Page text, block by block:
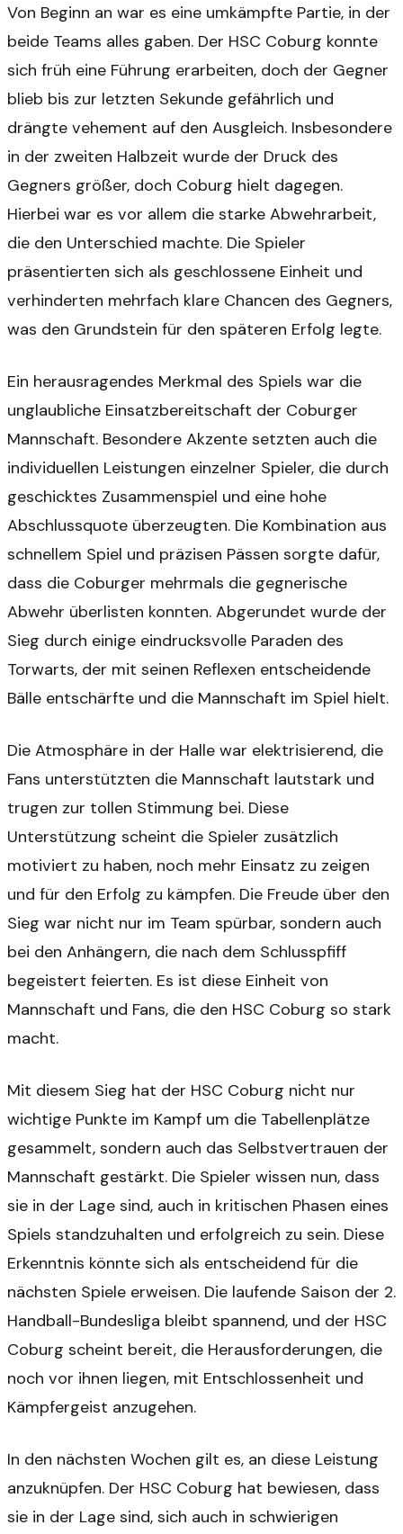
Von Beginn an war es eine umkämpfte Partie, in der
beide Teams alles gaben. Der HSC Coburg konnte
sich früh eine Führung erarbeiten, doch der Gegner
blieb bis zur letzten Sekunde gefährlich und
drängte vehement auf den Ausgleich. Insbesondere
in der zweiten Halbzeit wurde der Druck des
Gegners größer, doch Coburg hielt dagegen.
Hierbei war es vor allem die starke Abwehrarbeit,
die den Unterschied machte. Die Spieler
präsentierten sich als geschlossene Einheit und
verhinderten mehrfach klare Chancen des Gegners,
was den Grundstein für den späteren Erfolg legte.
Ein herausragendes Merkmal des Spiels war die
unglaubliche Einsatzbereitschaft der Coburger
Mannschaft. Besondere Akzente setzten auch die
individuellen Leistungen einzelner Spieler, die durch
geschicktes Zusammenspiel und eine hohe
Abschlussquote überzeugten. Die Kombination aus
schnellem Spiel und präzisen Pässen sorgte dafür,
dass die Coburger mehrmals die gegnerische
Abwehr überlisten konnten. Abgerundet wurde der
Sieg durch einige eindrucksvolle Paraden des
Torwarts, der mit seinen Reflexen entscheidende
Bälle entschärfte und die Mannschaft im Spiel hielt.
Die Atmosphäre in der Halle war elektrisierend, die
Fans unterstützten die Mannschaft lautstark und
trugen zur tollen Stimmung bei. Diese
Unterstützung scheint die Spieler zusätzlich
motiviert zu haben, noch mehr Einsatz zu zeigen
und für den Erfolg zu kämpfen. Die Freude über den
Sieg war nicht nur im Team spürbar, sondern auch
bei den Anhängern, die nach dem Schlusspfiff
begeistert feierten. Es ist diese Einheit von
Mannschaft und Fans, die den HSC Coburg so stark
macht.
Mit diesem Sieg hat der HSC Coburg nicht nur
wichtige Punkte im Kampf um die Tabellenplätze
gesammelt, sondern auch das Selbstvertrauen der
Mannschaft gestärkt. Die Spieler wissen nun, dass
sie in der Lage sind, auch in kritischen Phasen eines
Spiels standzuhalten und erfolgreich zu sein. Diese
Erkenntnis könnte sich als entscheidend für die
nächsten Spiele erweisen. Die laufende Saison der 2.
Handball-Bundesliga bleibt spannend, und der HSC
Coburg scheint bereit, die Herausforderungen, die
noch vor ihnen liegen, mit Entschlossenheit und
Kämpfergeist anzugehen.
In den nächsten Wochen gilt es, an diese Leistung
anzuknüpfen. Der HSC Coburg hat bewiesen, dass
sie in der Lage sind, sich auch in schwierigen